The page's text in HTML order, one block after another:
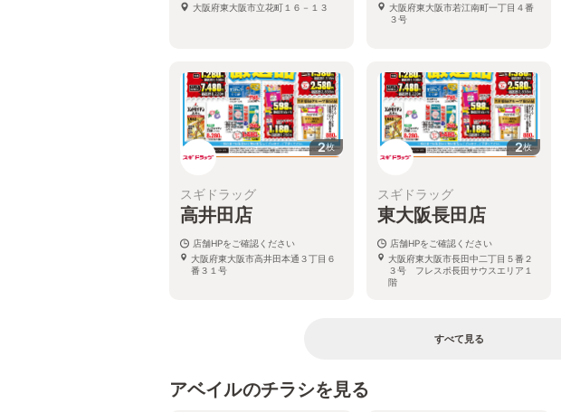
大阪府東大阪市立花町１６－１３
大阪府東大阪市若江南町一丁目４番
３号
2枚
スギドラッグ
高井田店
店舗HPをご確認ください
大阪府東大阪市高井田本通３丁目６
番３１号
2枚
スギドラッグ
東大阪長田店
店舗HPをご確認ください
大阪府東大阪市長田中二丁目５番２
３号 フレスポ長田サウスエリア１
階
すべて見る
アベイルのチラシを見る